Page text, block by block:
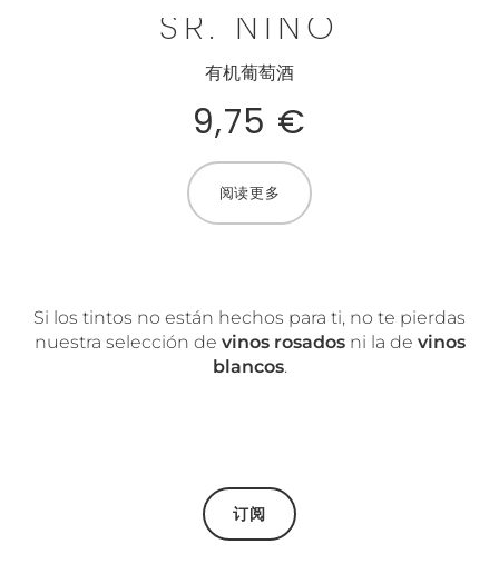
SR. NIÑO
有机葡萄酒
9,75 €
阅读更多
Si los tintos no están hechos para ti, no te pierdas
nuestra selección de vinos rosadosni la de vinos
blancos.
订阅